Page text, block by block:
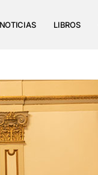
NOTICIAS LIBROS